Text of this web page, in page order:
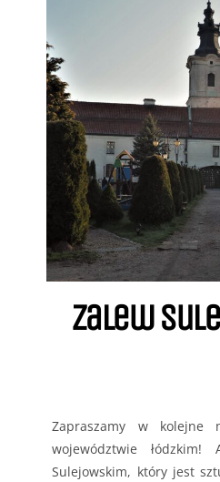
Zalew
Zapraszamy w kolejne
województwie
Sulejowskim, który jest